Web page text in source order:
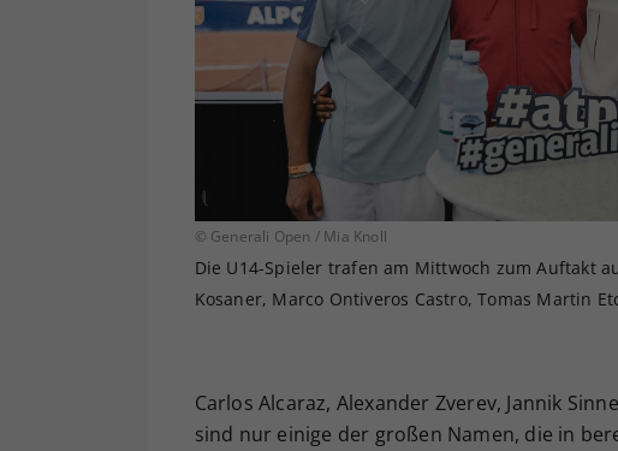
© Generali Open / Mia Knoll
Die U14-Spieler trafen am Mittwoch zum Auftakt
Kosaner, Marco Ontiveros Castro, Tomas Martin
Carlos Alcaraz, Alexander Zverev, Jannik
sind nur einige der großen Namen, die in